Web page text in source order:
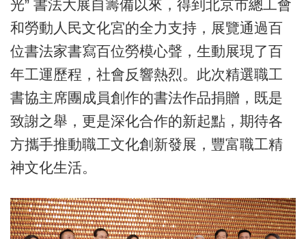
光”書法大展自籌備以來，得到北京市總工會
和勞動人民文化宮的全力支持，展覽通過百
位書法家書寫百位勞模心聲，生動展現了百
年工運歷程，社會反響熱烈。此次精選職工
書協主席團成員創作的書法作品捐贈，既是
致謝之舉，更是深化合作的新起點，期待各
方攜手推動職工文化創新發展，豐富職工精
神文化生活。